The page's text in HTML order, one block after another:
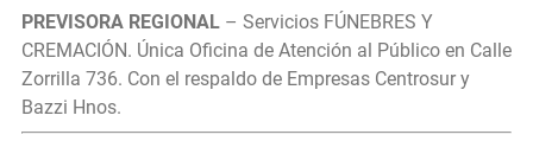
PREVISORA REGIONAL – Servicios FÚNEBRES Y
CREMACIÓN. Única Oficina de Atención al Público en Calle
Zorrilla 736. Con el respaldo de Empresas Centrosur y
Bazzi Hnos.